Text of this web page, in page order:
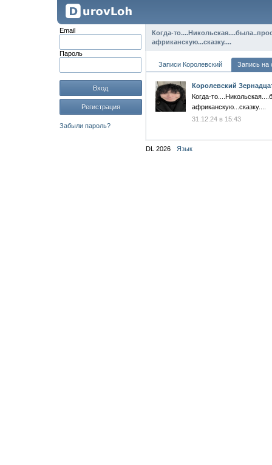
Email
Пароль
Вход
Регистрация
Забыли пароль?
Когда-
африканскую...сказку....
Записи Королевский Запись на
Королевский
Когда-
африканскую...сказку....
31.12.24 в 15:43
DL 2026 Язык